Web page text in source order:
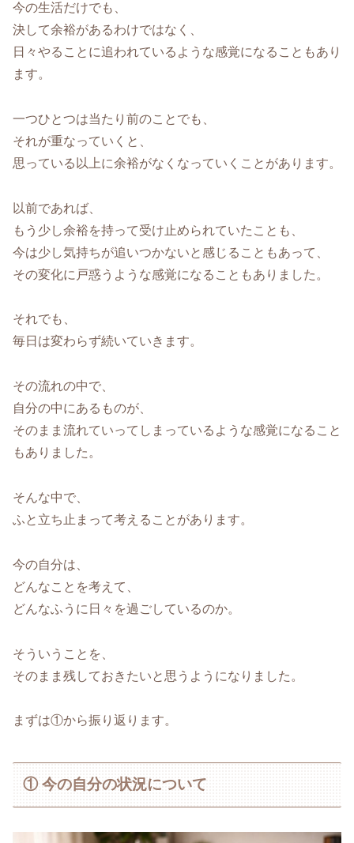
今の生活だけでも、
決して余裕があるわけではなく、
日々やることに追われているような感覚になることもあり
ます。
一つひとつは当たり前のことでも、
それが重なっていくと、
思っている以上に余裕がなくなっていくことがあります。
以前であれば、
もう少し余裕を持って受け止められていたことも、
今は少し気持ちが追いつかないと感じることもあって、
その変化に戸惑うような感覚になることもありました。
それでも、
毎日は変わらず続いていきます。
その流れの中で、
自分の中にあるものが、
そのまま流れていってしまっているような感覚になること
もありました。
そんな中で、
ふと立ち止まって考えることがあります。
今の自分は、
どんなことを考えて、
どんなふうに日々を過ごしているのか。
そういうことを、
そのまま残しておきたいと思うようになりました。
まずは①から振り返ります。
① 今の自分の状況について